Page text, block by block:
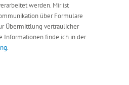
werden. Mir ist
über Formulare
Übermittlung vertraulicher
Informationen finde ich in der
.